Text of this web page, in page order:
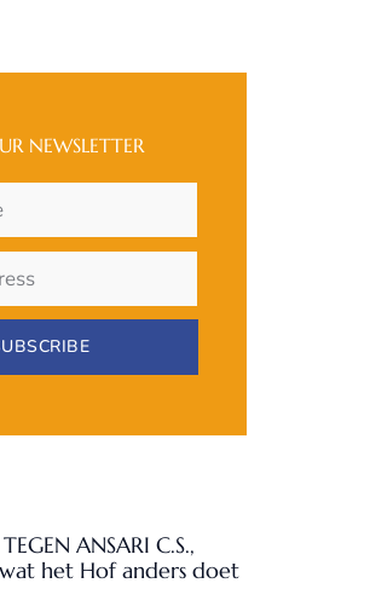
NEWSLETTER
ANSARI C.S.,
wat het Hof anders doet